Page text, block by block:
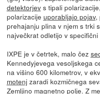
detektorjevs tipali
polarizacije uporabljajo pojav,
prehajanju plina v njem s trki
največkrat odletijo v
IXPE je v četrtek, malo čez
Kennedyjevega vesoljskega
na višino 600 kilometrov, v
motenjzaradi kozmičnega
Zemljino magnetno polje. Z